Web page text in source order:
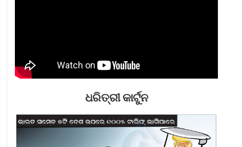
ଧରିତ୍ରୀ କାର୍ଟୁନ